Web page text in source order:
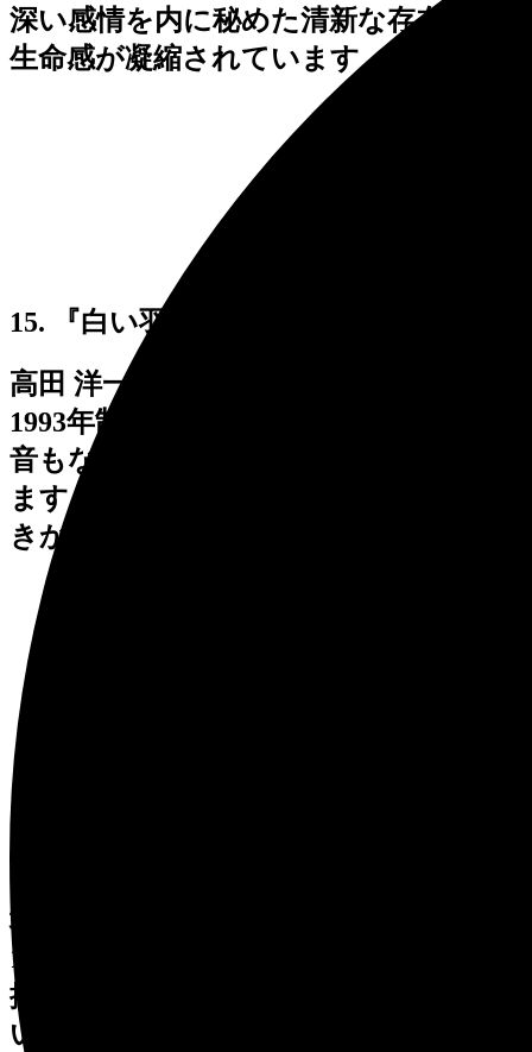
深い感情を内に秘めた清新な存在感、
生命感が凝縮されています。
15. 『白い羽音』
高田 洋一 (たかだ よういち)
1993年制作 高さ 515cm
音もなく漂う羽が大気の流れをとらえ
ます。自然のエネルギーがやさしく働
きかけ、安らぎの空間が生まれます。
16. 『平和が来る』
堀口 泰造 (ほりぐち たいぞう)
1991年制作 高さ 205cm
抑留生活を送った作者は、平和への願
いを少年の像に託しました。少年の足